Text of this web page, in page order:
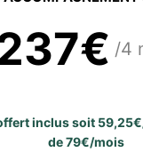
/4
inclus soit
de 79€/mois